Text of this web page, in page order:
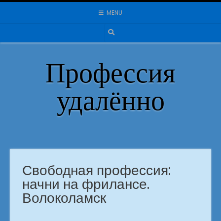
Skip
MENU
Профессия
удалённо
Свободная профессия:
начни на фрилансе.
Волоколамск